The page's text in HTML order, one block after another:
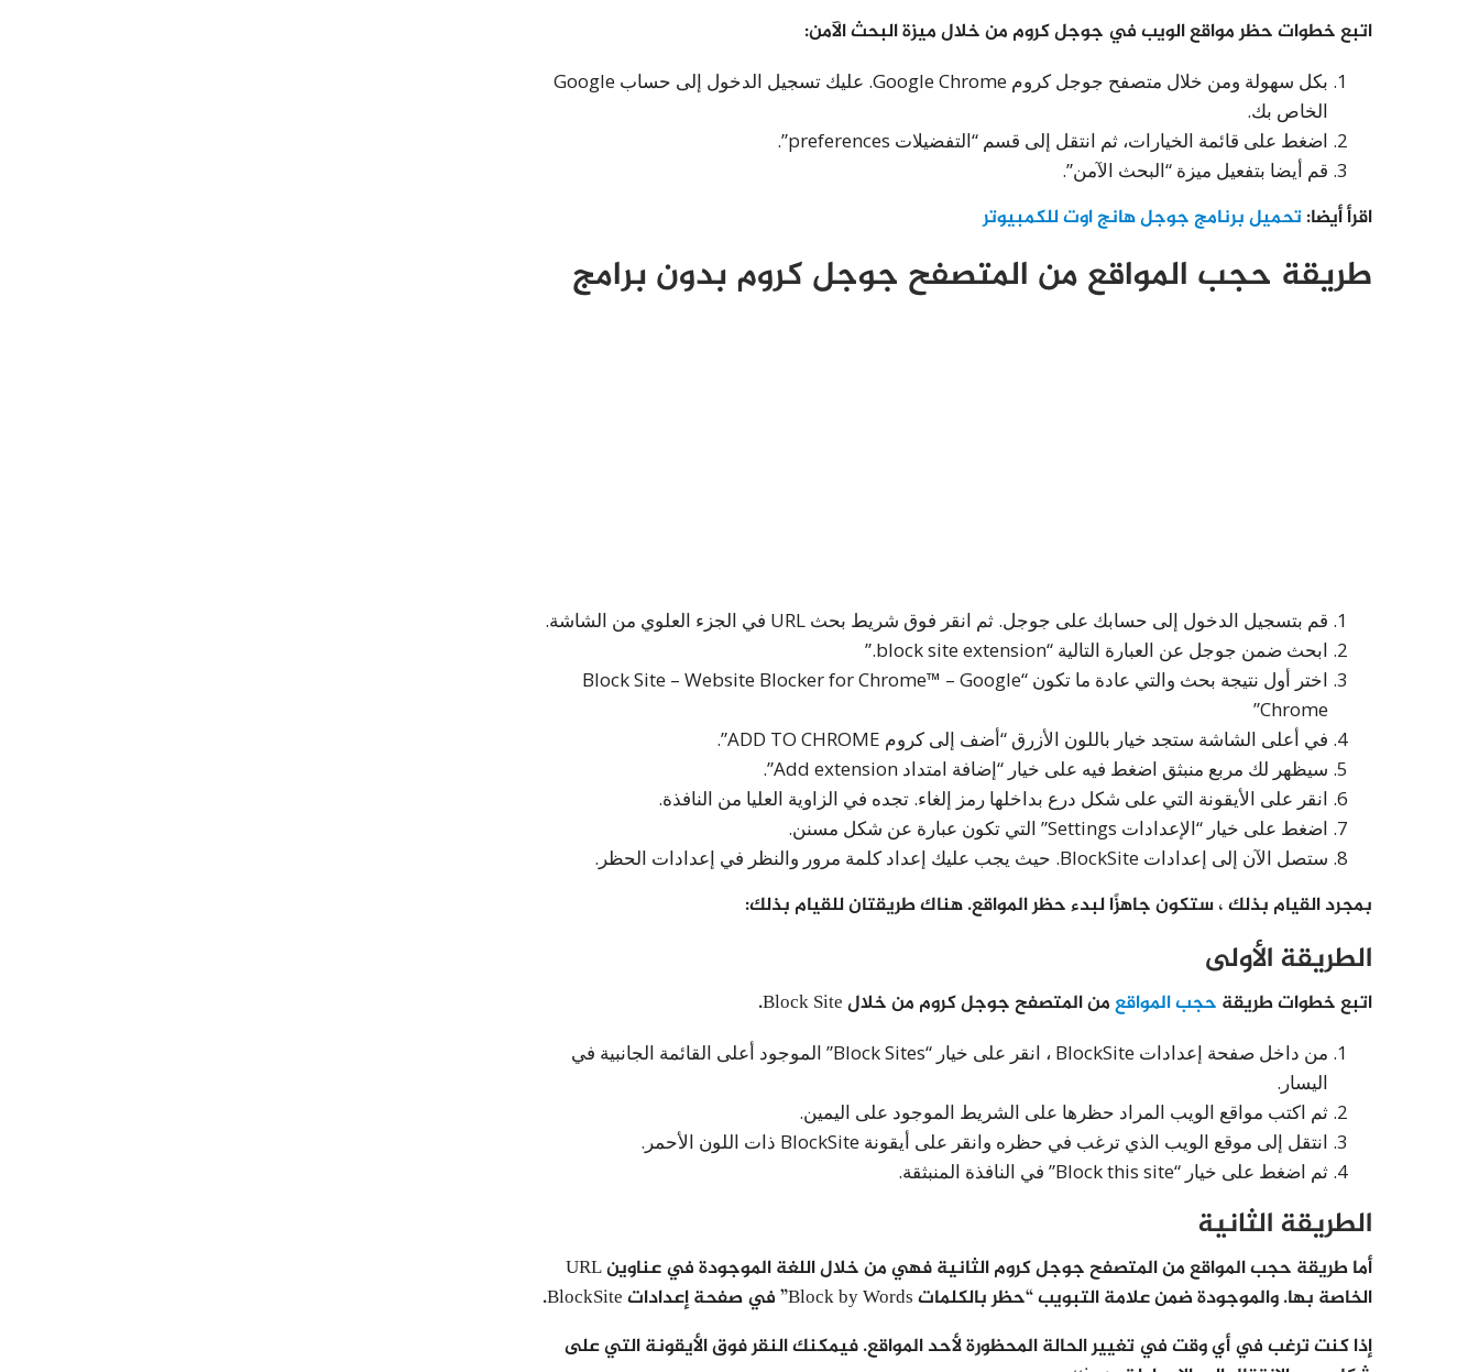
اتبع خطوات حظر مواقع الويب في جوجل كروم من خلال ميزة البحث الآمن:
بكل سهولة ومن خلال متصفح جوجل كروم Google Chrome. عليك تسجيل الدخول إلى حساب Google
الخاص بك.
اضغط على قائمة الخيارات، ثم انتقل إلى قسم “التفضيلات preferences”.
قم أيضا بتفعيل ميزة “البحث الآمن”.
اقرأ أيضا:تحميل برنامج جوجل هانج اوت للكمبيوتر
طريقة حجب المواقع من المتصفح جوجل كروم بدون برامج
قم بتسجيل الدخول إلى حسابك على جوجل. ثم انقر فوق شريط بحث URL في الجزء العلوي من الشاشة.
ابحث ضمن جوجل عن العبارة التالية “block site extension.”
اختر أول نتيجة بحث والتي عادة ما تكون “Block Site – Website Blocker for Chrome™ – Google
Chrome”
في أعلى الشاشة ستجد خيار باللون الأزرق “أضف إلى كروم ADD TO CHROME”.
سيظهر لك مربع منبثق اضغط فيه على خيار “إضافة امتداد Add extension”.
انقر على الأيقونة التي على شكل درع بداخلها رمز إلغاء. تجده في الزاوية العليا من النافذة.
اضغط على خيار “الإعدادات Settings” التي تكون عبارة عن شكل مسنن.
ستصل الآن إلى إعدادات BlockSite. حيث يجب عليك إعداد كلمة مرور والنظر في إعدادات الحظر.
بمجرد القيام بذلك ، ستكون جاهزًا لبدء حظر المواقع. هناك طريقتان للقيام بذلك:
الطريقة الأولى
اتبع خطوات طريقة حجب المواقعمن المتصفح جوجل كروم من خلال Block Site.
من داخل صفحة إعدادات BlockSite ، انقر على خيار “Block Sites” الموجود أعلى القائمة الجانبية في
اليسار.
ثم اكتب مواقع الويب المراد حظرها على الشريط الموجود على اليمين.
انتقل إلى موقع الويب الذي ترغب في حظره وانقر على أيقونة BlockSite ذات اللون الأحمر.
ثم اضغط على خيار “Block this site” في النافذة المنبثقة.
الطريقة الثانية
أما طريقة حجب المواقع من المتصفح جوجل كروم الثانية فهي من خلال اللغة الموجودة في عناوين URL
الخاصة بها. والموجودة ضمن علامة التبويب “حظر بالكلمات Block by Words” في صفحة إعدادات BlockSite.
إذا كنت ترغب في أي وقت في تغيير الحالة المحظورة لأحد المواقع. فيمكنك النقر فوق الأيقونة التي على